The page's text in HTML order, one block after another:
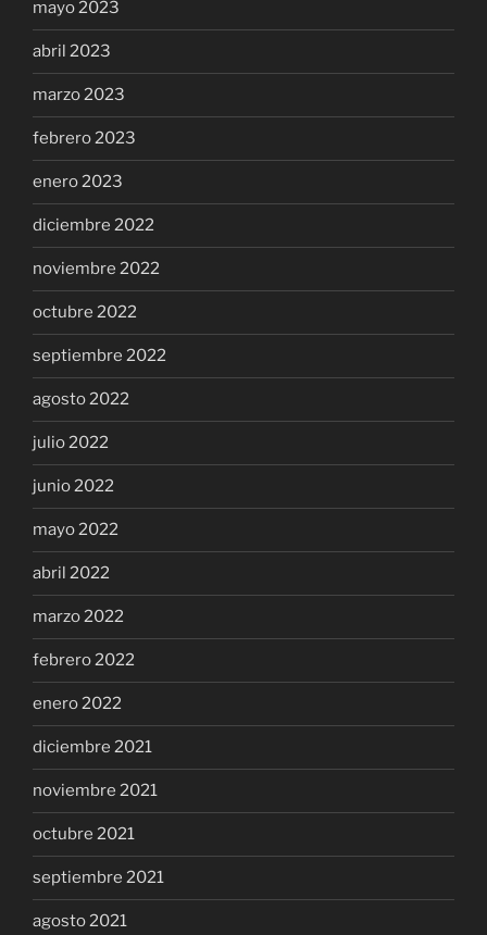
mayo 2023
abril 2023
marzo 2023
febrero 2023
enero 2023
diciembre 2022
noviembre 2022
octubre 2022
septiembre 2022
agosto 2022
julio 2022
junio 2022
mayo 2022
abril 2022
marzo 2022
febrero 2022
enero 2022
diciembre 2021
noviembre 2021
octubre 2021
septiembre 2021
agosto 2021